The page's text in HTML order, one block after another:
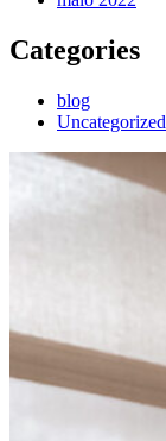
Categories
blog
Uncategorized